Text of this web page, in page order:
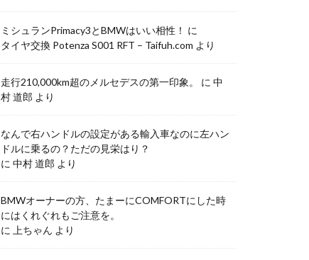
ミシュランPrimacy3とBMWはいい相性！ に
タイヤ交換 Potenza S001 RFT – Taifuh.com より
走行210,000km超のメルセデスの第一印象。 に 中
村 道郎 より
なんで右ハンドルの設定がある輸入車なのに左ハン
ドルに乗るの？ただの見栄はり？
に 中村 道郎 より
BMWオーナーの方、たまーにCOMFORTにした時
にはくれぐれもご注意を。
に
上ちゃん より